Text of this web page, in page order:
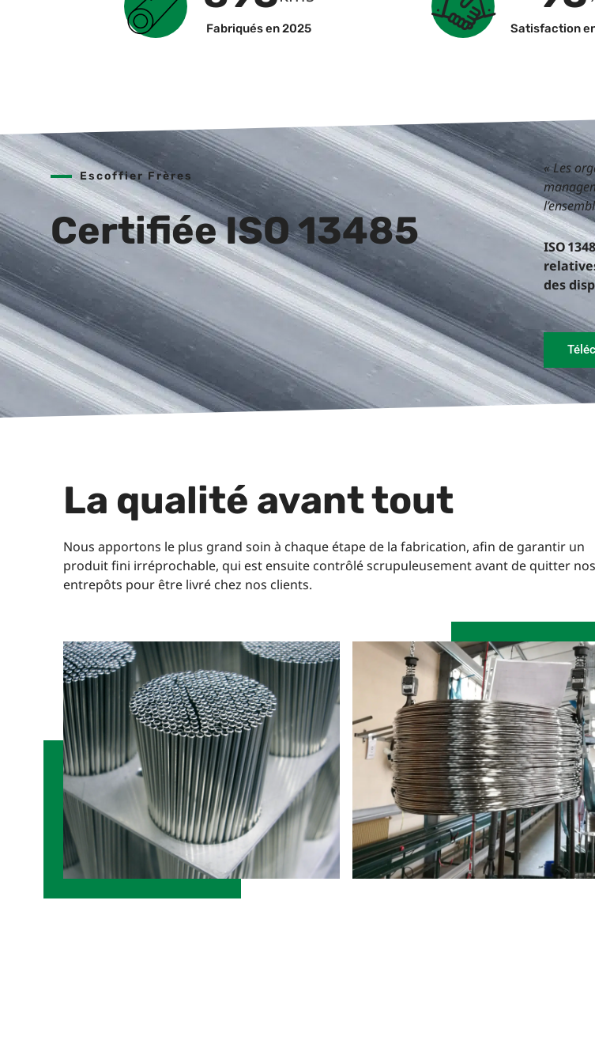
Fabriqués en 2025 Satisfaction
Escoffier Frères
Certifiée ISO 13485
« Les
ISO
des
La qualité avant tout
Nous apportons le plus grand soin à chaque étape de la fabrication, afin de garantir un
produit fini irréprochable, qui est ensuite contrôlé scrupuleusement avant de quitter nos
entrepôts pour être livré chez nos clients.